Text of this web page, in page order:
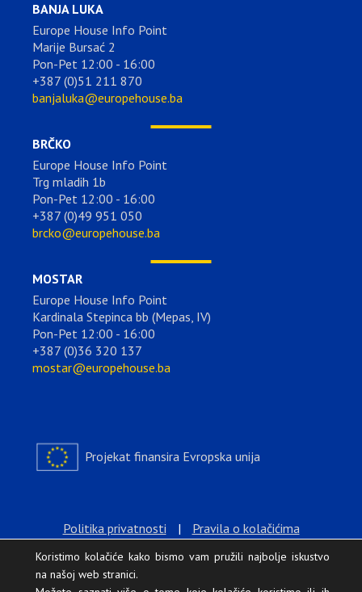
BANJA LUKA
Europe House Info Point
Marije Bursać 2
Pon-Pet 12:00 - 16:00
+387 (0)51 211 870
banjaluka@europehouse.ba
BRČKO
Europe House Info Point
Trg mladih 1b
Pon-Pet 12:00 - 16:00
+387 (0)49 951 050
brcko@europehouse.ba
MOSTAR
Europe House Info Point
Kardinala Stepinca bb (Mepas, IV)
Pon-Pet 12:00 - 16:00
+387 (0)36 320 137
mostar@europehouse.ba
Projekat finansira Evropska unija
Politika privatnosti | Pravila o kolačićima
Koristimo kolačiće kako bismo vam pružili najbolje iskustvo
na našoj web stranici.